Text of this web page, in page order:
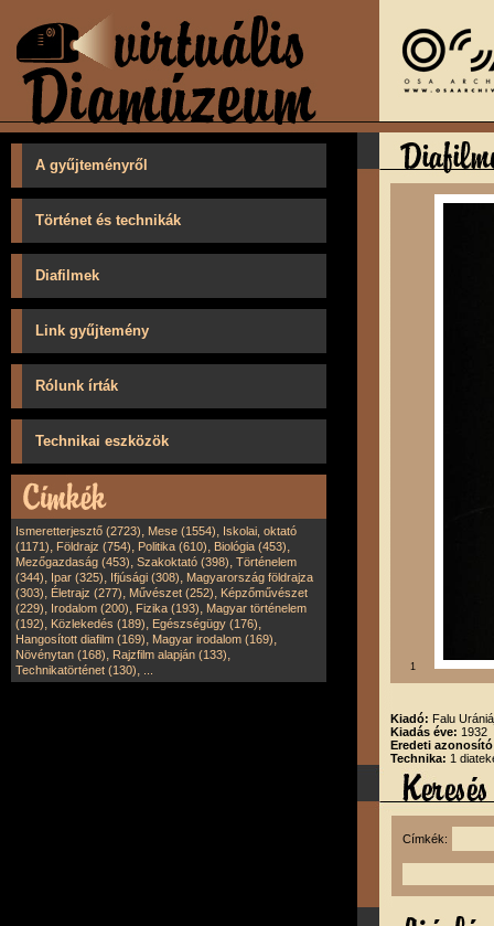
A gyűjteményről
Történet és technikák
Diafilmek
Link gyűjtemény
Rólunk írták
Technikai eszközök
Ismeretterjesztő (2723), Mese (1554), Iskolai, oktató
(1171), Földrajz (754), Politika (610), Biológia (453),
Mezőgazdaság (453), Szakoktató (398), Történelem
(344), Ipar (325), Ifjúsági (308), Magyarország földrajza
(303), Életrajz (277), Művészet (252), Képzőművészet
(229), Irodalom (200), Fizika (193), Magyar történelem
(192), Közlekedés (189), Egészségügy (176),
Hangosított diafilm (169), Magyar irodalom (169),
Növénytan (168), Rajzfilm alapján (133),
Technikatörténet (130), 1
Kiadó: Falu
Kiadás éve: 1932
Eredeti
Technika: 1
Címkék: